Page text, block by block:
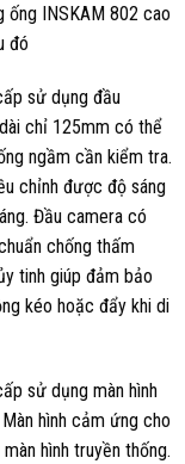
ống INSKAM 802 cao
đó
sử dụng đầu
chỉ 125mm có thể
ngầm cần kiểm tra.
chỉnh được độ sáng
Đầu camera có
chống thấm
tinh giúp đảm bảo
kéo hoặc đẩy khi di
sử dụng màn hình
hình cảm ứng cho
hình truyền thống.